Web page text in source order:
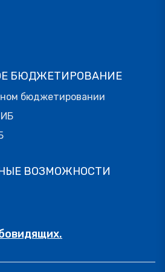
БЮДЖЕТИРОВАНИЕ
бюджетировании
ИБ
ВОЗМОЖНОСТИ